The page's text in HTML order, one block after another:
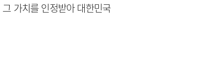
가치를 인정받아 대한민국